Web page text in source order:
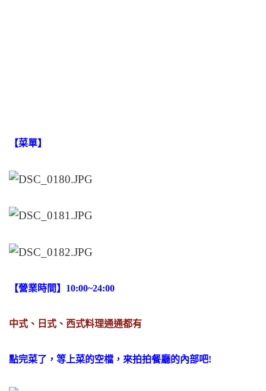
【菜單】
【營業時間】10:00~24:00
中式、日式、西式料理通通都有
點完菜了，等上菜的空檔，來拍拍餐廳的內部吧!